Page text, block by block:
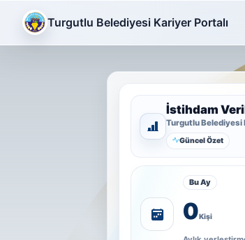
Turgutlu Belediyesi Kariyer Portalı
İstihdam
Turgutlu
Güncel Özet
Bu Ay
0Kişi